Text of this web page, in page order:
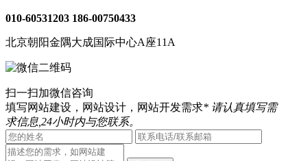
010-60531203 186-00750433
北京朝阳金隅大成国际中心A座11A
扫一扫加微信咨询
填写网站建设，网站设计，网站开发需求* 请认真填写需
求信息,24小时内与您联系。